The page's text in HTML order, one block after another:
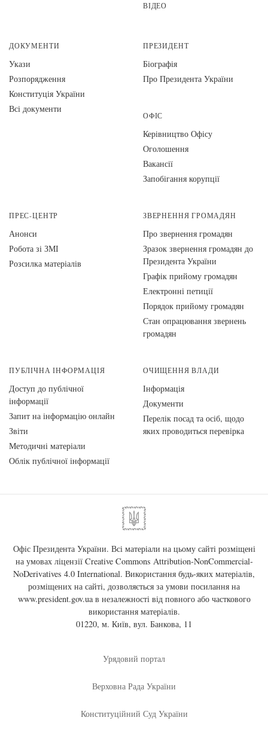
ВІДЕО
ДОКУМЕНТИ
Укази
Розпорядження
Конституція України
Всі документи
ПРЕЗИДЕНТ
Біографія
Про Президента України
ОФІС
Керівництво Офісу
Оголошення
Вакансії
Запобігання корупції
ПРЕС-ЦЕНТР
Анонси
Робота зі ЗМІ
Розсилка матеріалів
ЗВЕРНЕННЯ ГРОМАДЯН
Про звернення громадян
Зразок звернення громадян до
Президента України
Графік прийому громадян
Електронні петиції
Порядок прийому громадян
Стан опрацювання звернень
громадян
ПУБЛІЧНА ІНФОРМАЦІЯ
Доступ до публічної
інформації
Запит на інформацію онлайн
Звіти
Методичні матеріали
Облік публічної інформації
ОЧИЩЕННЯ ВЛАДИ
Інформація
Документи
Перелік посад та осіб, щодо
яких проводиться перевірка
Офіс Президента України. Всі матеріали на цьому сайті розміщені
на умовах ліцензії Creative Commons Attribution-NonCommercial-
NoDerivatives 4.0 International. Використання будь-яких матеріалів,
розміщених на сайті, дозволяється за умови посилання на
www.president.gov.uaв незалежності від повного або часткового
використання матеріалів.
01220, м. Київ, вул. Банкова, 11
Урядовий портал
Верховна Рада України
Конституційний Суд України